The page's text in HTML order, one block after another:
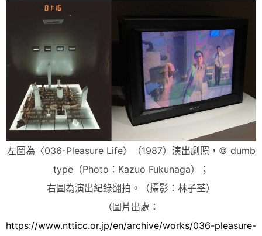
左圖為〈036-Pleasure Life〉（1987）演出劇照，© dumb
type（Photo：Kazuo Fukunaga）；
右圖為演出紀錄翻拍。（攝影：林子荃）
（圖片出處：
https://www.ntticc.or.jp/en/archive/works/036-pleasure-